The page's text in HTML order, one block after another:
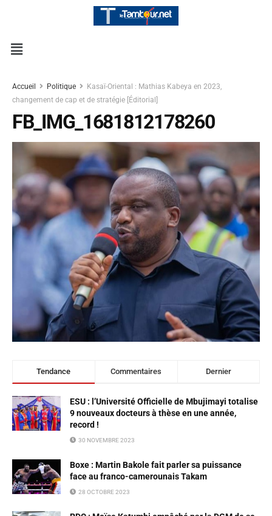
Accueil Politique
Kasaï-Oriental : Mathias Kabeya en 2023,
changement de cap et de stratégie [Éditorial]
FB_IMG_1681812178260
Tendance Commentaires Dernier
ESU : l’Université Officielle de Mbujimayi totalise
9 nouveaux docteurs à thèse en une année,
record !
30 NOVEMBRE 2023
Boxe : Martin Bakole fait parler sa puissance
face au franco-camerounais Takam
28 OCTOBRE 2023